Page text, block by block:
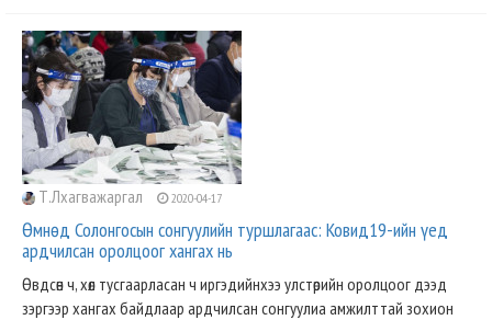
Т.Лхагважаргал 2020-04-17
Өмнөд Солонгосын сонгуулийн туршлагаас: Ковид19-ийн үед
ардчилсан оролцоог хангах нь
Өвдсөн ч, хөл тусгаарласан ч иргэдийнхээ улстөрийн оролцоог дээд
зэргээр хангах байдлаар ардчилсан сонгуулиа амжилттай зохион